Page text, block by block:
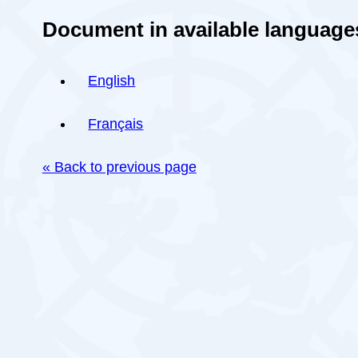
Document in available
English
Français
« Back to previous page